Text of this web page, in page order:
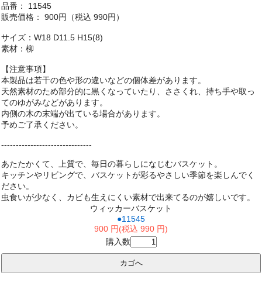
品番： 11545
販売価格： 900円（税込 990円）
サイズ：W18 D11.5 H15(8)
素材：柳
【注意事項】
本製品は若干の色や形の違いなどの個体差があります。
天然素材のため部分的に黒くなっていたり、ささくれ、持ち手や取っ
てのゆがみなどがあります。
内側の木の末端が出ている場合があります。
予めご了承ください。
-------------------------------
あたたかくて、上質で、毎日の暮らしになじむバスケット。
キッチンやリビングで、バスケットが彩るやさしい季節を楽しんでく
ださい。
虫食いが少なく、カビも生えにくい素材で出来てるのが嬉しいです。
ウィッカーバスケット
●11545
900 円(税込 990 円)
購入数